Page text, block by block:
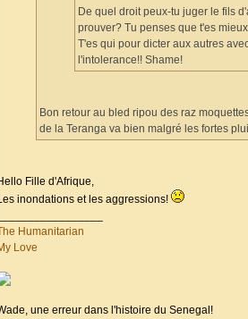
De quel droit peux-tu juger le fils
prouver? Tu penses que t'es
T'es qui pour dicter aux autres
l'intolerance!! Shame!
Bon retour au bled ripou des raz
de la Teranga va bien malgré les fortes
Fille d'Afrique,
inondations et les aggressions!
Humanitarian
Love
une erreur dans l'histoire du Senegal!